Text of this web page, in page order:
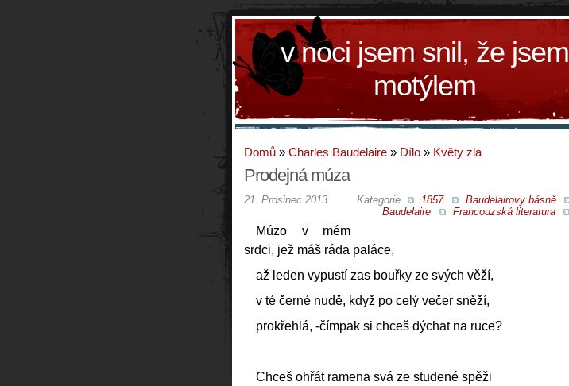
v noci jsem snil, že jsem
motýlem
Domů » Charles Baudelaire » Dílo » Květy zla
Prodejná múza
Kategorie 1857 Baudelairovy básně
Baudelaire
Francouzská literatura
21. Prosinec 2013
Múzo v mém
srdci, jež máš ráda paláce,
až leden vypustí zas bouřky ze svých věží,
v té černé nudě, když po celý večer sněží,
prokřehlá, -čímpak si chceš dýchat na ruce?
Chceš ohřát ramena svá ze studené spěži